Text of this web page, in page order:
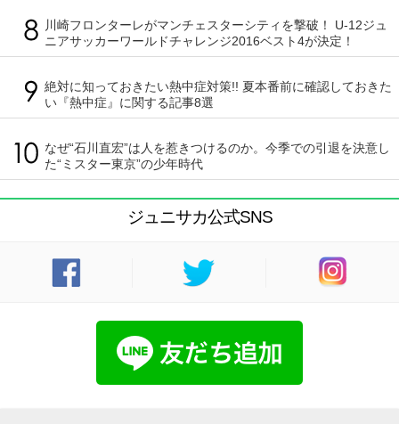
川崎フロンターレがマンチェスターシティを撃破！ U-12ジュ
ニアサッカーワールドチャレンジ2016ベスト4が決定！
絶対に知っておきたい熱中症対策!! 夏本番前に確認しておきた
い『熱中症』に関する記事8選
なぜ“石川直宏”は人を惹きつけるのか。今季での引退を決意し
た“ミスター東京”の少年時代
ジュニサカ公式SNS